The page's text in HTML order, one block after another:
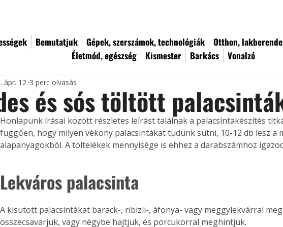
Bemutatjuk Gépek, szerszámok, technológiák Otthon,
Életmód, egészség
Kismester Barkács Vonalzó
és sós töltött
ápr. 12. 3 perc olvasás
Honlapunk írásai között részletes leírást találnak a palacsintakészítés
függően, hogy milyen vékony palacsintákat tudunk sütni, 10-12 db lesz a
alapanyagokból. A töltelékek mennyisége is ehhez a darabszámhoz
Lekváros palacsinta
A kisütött palacsintákat barack-, ribizli-, áfonya- vagy meggylekvárral
összecsavarjuk, vagy négybe hajtjuk, és porcukorral meghintjük.